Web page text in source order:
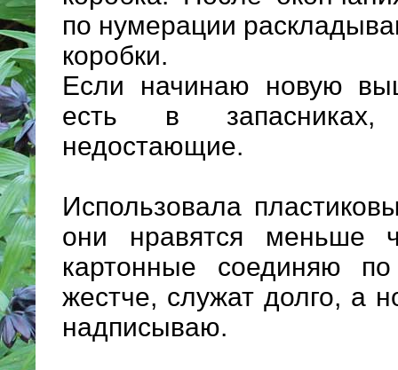
по нумерации
коробки.
Если начинаю новую
есть в
недостающие.
Использовала
они нравятся меньше
картонные соединяю
жестче, служат долго, а
надписываю.